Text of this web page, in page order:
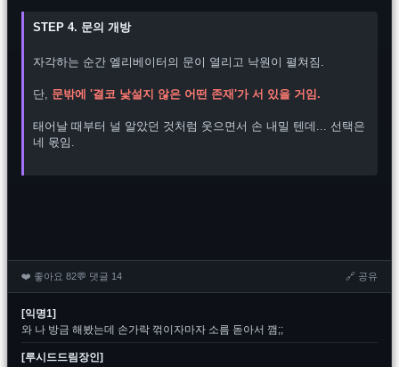
STEP 4. 문의 개방
자각하는 순간 엘리베이터의 문이 열리고 낙원이 펼쳐짐.
단, 문밖에 '결코 낯설지 않은 어떤 존재'가 서 있을 거임.
태어날 때부터 널 알았던 것처럼 웃으면서 손 내밀 텐데... 선택은
네 몫임.
❤️ 좋아요 82💬 댓글 14 🔗 공유
[익명1]
와 나 방금 해봤는데 손가락 꺾이자마자 소름 돋아서 깸;;
[루시드드림장인]